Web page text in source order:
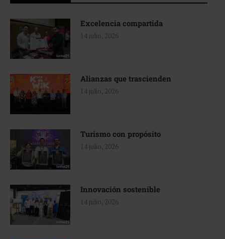
Excelencia compartida
14 julio, 2026
Alianzas que trascienden
14 julio, 2026
Turismo con propósito
14 julio, 2026
Innovación sostenible
14 julio, 2026